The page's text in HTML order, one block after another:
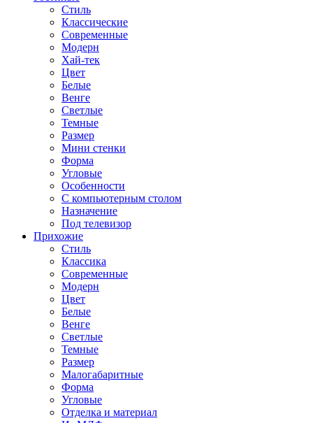
Стиль
Классические
Современные
Модерн
Хай-тек
Цвет
Белые
Венге
Светлые
Темные
Размер
Мини стенки
Форма
Угловые
Особенности
С компьютерным столом
Назначение
Под телевизор
Прихожие
Стиль
Классика
Современные
Модерн
Цвет
Белые
Венге
Светлые
Темные
Размер
Малогабаритные
Форма
Угловые
Отделка и материал